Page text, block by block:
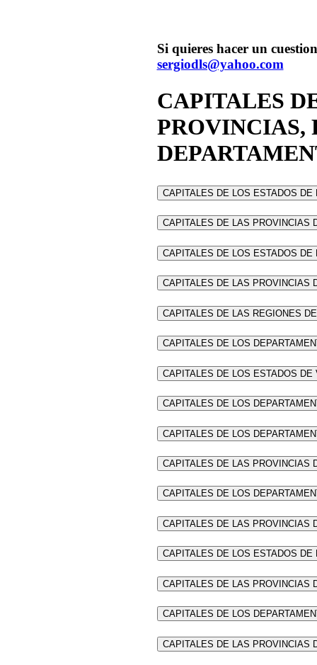
Si quieres hacer un
sergiodls@yahoo.com
CAPITALES
PROVINCIAS,
CAPITALES DE LOS ESTADOS DE
CAPITALES DE LAS PROVINCIAS
CAPITALES DE LOS ESTADOS DE
CAPITALES DE LAS PROVINCIAS
CAPITALES DE LAS REGIONES
CAPITALES DE LOS
CAPITALES DE LOS ESTADOS DE
CAPITALES DE LOS
CAPITALES DE LOS
CAPITALES DE LAS PROVINCIAS
CAPITALES DE LOS
CAPITALES DE LAS PROVINCIAS
CAPITALES DE LOS ESTADOS DE
CAPITALES DE LAS PROVINCIAS
CAPITALES DE LOS
CAPITALES DE LAS PROVINCIAS